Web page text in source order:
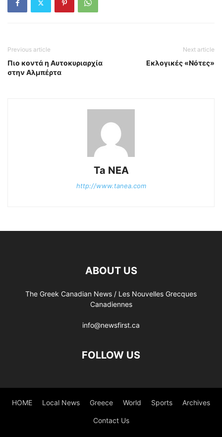
Previous article
Πιο κοντά η Αυτοκυριαρχία
στην Αλμπέρτα
Next article
Εκλογικές «Νότες»
Ta NEA
http://www.tanea.com
ABOUT US
The Greek Canadian News / Les Nouvelles Grecques
Canadiennes
info@newsfirst.ca
FOLLOW US
HOME Local News Greece World Sports Archives
Contact Us